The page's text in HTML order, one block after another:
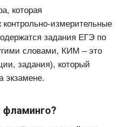
которая
измерительные
задания ЕГЭ по
словами, КИМ – это
задания), который
экзамене.
фламинго?